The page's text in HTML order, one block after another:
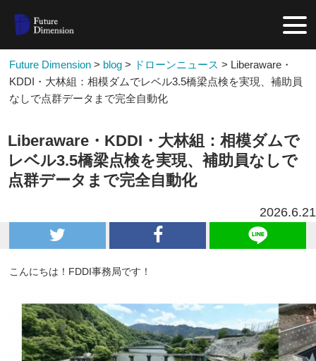
Future Dimension > blog > ドローンニュース > Liberaware・
KDDI・大林組：相模ダムでレベル3.5橋梁点検を実現、補助員
なしで点群データまで完全自動化
Liberaware・KDDI・大林組：相模ダムで
レベル3.5橋梁点検を実現、補助員なしで
点群データまで完全自動化
2026.6.21
こんにちは！FDDI事務局です！